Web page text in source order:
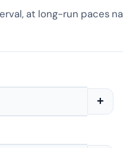
at long-run paces na
+